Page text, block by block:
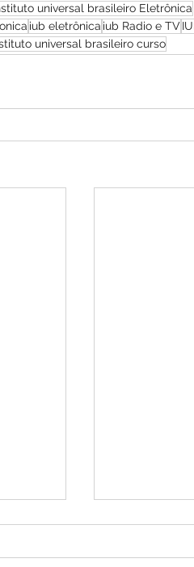
universal brasileiro Eletrônica
iub eletrônica iub Radio e TV
universal brasileiro curso